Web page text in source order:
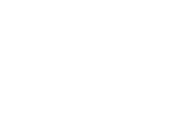
果罗列出来，里面都是有BeeLab下载